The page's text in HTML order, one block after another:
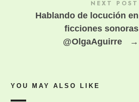
NEXT POST
Hablando de locución en
ficciones sonoras
@OlgaAguirre
→
YOU MAY ALSO LIKE